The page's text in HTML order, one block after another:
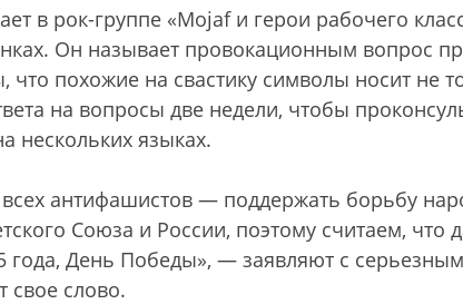
в рок-группе «Mojaf и герои рабочего
Он называет провокационным вопрос
что похожие на свастику символы носит не
на вопросы две недели, чтобы
нескольких языках.
антифашистов — поддержать борьбу
Союза и России, поэтому считаем, что
года, День Победы», — заявляют с
свое слово.